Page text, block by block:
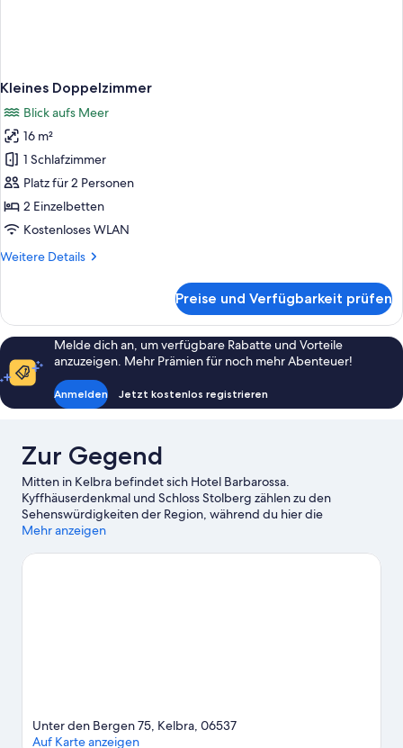
Kleines Doppelzimmer
Blick aufs Meer
16 m²
1 Schlafzimmer
Platz für 2 Personen
2 Einzelbetten
Kostenloses WLAN
Weitere Details
Weitere
Doppelzimmer
Preise und Verfügbarkeit prüfen
Melde dich an, um verfügbare Rabatte und Vorteile
anzuzeigen. Mehr Prämien für noch mehr Abenteuer!
Anmelden Jetzt kostenlos registrieren
Zur Gegend
Mitten in Kelbra befindet sich Hotel Barbarossa.
Kyffhäuserdenkmal und Schloss Stolberg zählen zu den
Sehenswürdigkeiten der Region, während du hier die
Schönheit der Natur bewundern kannst: Naturpark Kyffhäuser
Mehr anzeigen
Unter den Bergen 75, Kelbra, 06537
Auf Karte anzeigen